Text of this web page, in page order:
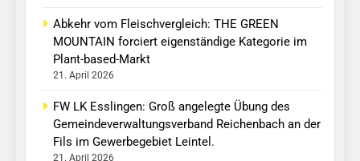
Abkehr vom Fleischvergleich: THE GREEN
MOUNTAIN forciert eigenständige Kategorie im
Plant-based-Markt
21. April 2026
FW LK Esslingen: Groß angelegte Übung des
Gemeindeverwaltungsverband Reichenbach an der
Fils im Gewerbegebiet Leintel.
21. April 2026